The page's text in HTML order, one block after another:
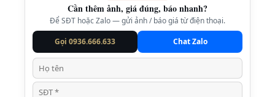
Cần thêm ảnh, giá đúng, báo nhanh?
Để SĐT hoặc Zalo — gửi ảnh / báo giá từ điện thoại.
Gọi 0936.666.633
Chat Zalo